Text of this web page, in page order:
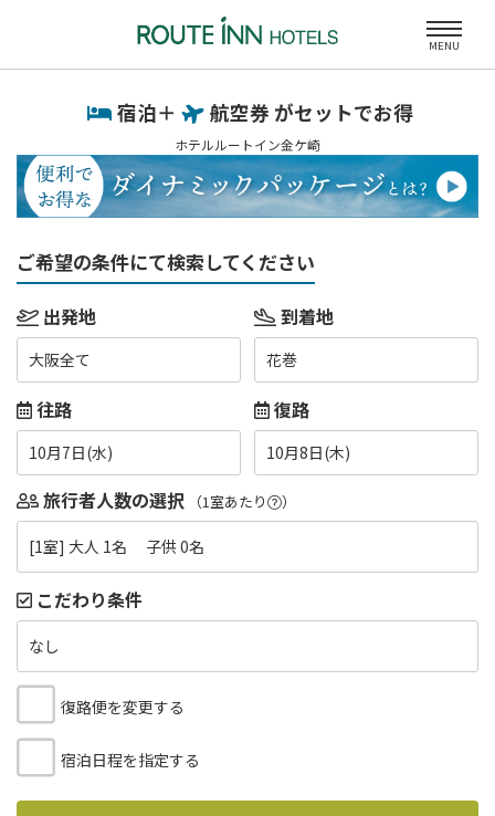
MENU
宿泊＋ 航空券 がセットでお得
ホテルルートイン金ケ崎
ご希望の条件にて検索してください
出発地
大阪全て
到着地
花巻
往路
10月7日(水)
復路
10月8日(木)
旅行者人数の選択 （1室あたり ）
[1室] 大人 1名 子供 0名
こだわり条件
なし
復路便を変更する
宿泊日程を指定する